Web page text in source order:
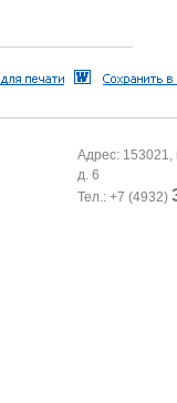
Адрес: 153021,
д. 6
Тел.: +7 (4932)